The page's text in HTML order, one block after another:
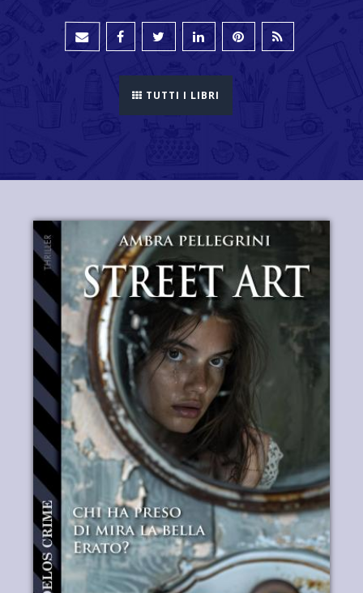
TUTTI I LIBRI